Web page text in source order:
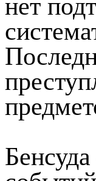
как
нет